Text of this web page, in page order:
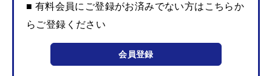
■ 有料会員にご登録がお済みでない方はこちらか
らご登録ください
会員登録